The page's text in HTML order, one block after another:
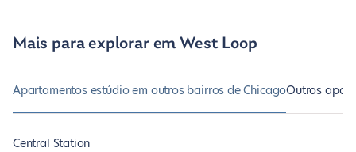
Mais para explorar em West Loop
Apartamentos estúdio em outros bairros de ChicagoOutros
Central Station